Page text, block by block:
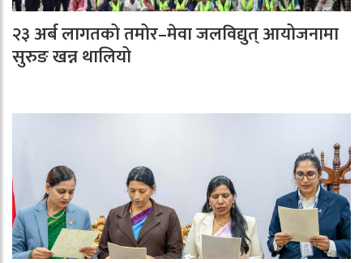
२३ अर्ब लागतको तमोर–मेवा जलविद्युत् आयोजनामा
सुरुङ खन्न थालियो